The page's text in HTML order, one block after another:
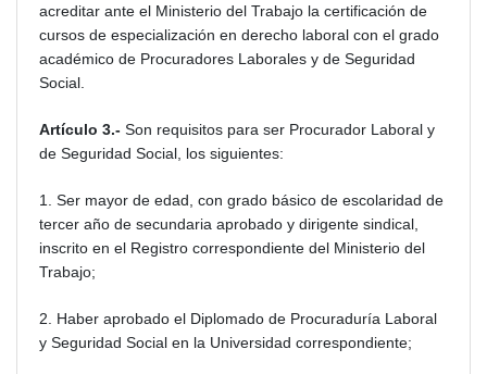
acreditar ante el Ministerio del Trabajo la certificación de
cursos de especialización en derecho laboral con el grado
académico de Procuradores Laborales y de Seguridad
Social.
Artículo 3.- Son requisitos para ser Procurador Laboral y
de Seguridad Social, los siguientes:
1. Ser mayor de edad, con grado básico de escolaridad de
tercer año de secundaria aprobado y dirigente sindical,
inscrito en el Registro correspondiente del Ministerio del
Trabajo;
2. Haber aprobado el Diplomado de Procuraduría Laboral
y Seguridad Social en la Universidad correspondiente;